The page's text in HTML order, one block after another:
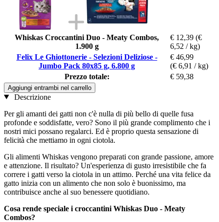
Whiskas Croccantini Duo - Meaty Combos,
1.900 g
€ 12,39 (€
6,52 / kg)
Felix Le Ghiottonerie - Selezioni Deliziose -
Jumbo Pack 80x85 g, 6.800 g
€ 46,99
(€ 6,91 / kg)
Prezzo totale:
€ 59,38
Aggiungi entrambi nel carrello
Descrizione
Per gli amanti dei gatti non c'è nulla di più bello di quelle fusa
profonde e soddisfatte, vero? Sono il più grande complimento che i
nostri mici possano regalarci. Ed è proprio questa sensazione di
felicità che mettiamo in ogni ciotola.
Gli alimenti Whiskas vengono preparati con grande passione, amore
e attenzione. Il risultato? Un'esperienza di gusto irresistibile che fa
correre i gatti verso la ciotola in un attimo. Perché una vita felice da
gatto inizia con un alimento che non solo è buonissimo, ma
contribuisce anche al suo benessere quotidiano.
Cosa rende speciale i croccantini Whiskas Duo - Meaty
Combos?